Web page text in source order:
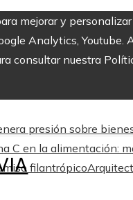
mejorar y
Analytics,
consultar nuestra
presión sobre
C en la alimentación:
filantrópico